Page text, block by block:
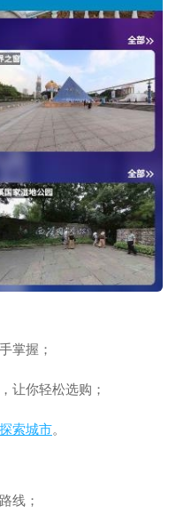
掌握；
让你轻松选购；
探索城市。
线；